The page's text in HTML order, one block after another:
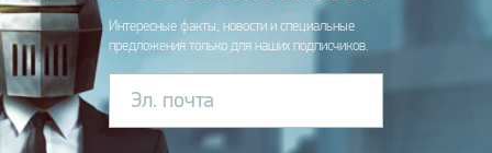
Интересные факты, новости и специальные
предложения только для наших подписчиков.
Эл. почта